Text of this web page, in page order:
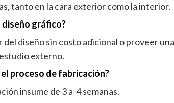
tanto en la cara exterior como la interior.
diseño gráfico?
del diseño sin costo adicional o proveer
externo.
proceso de fabricación?
insume de 3 a 4 semanas.